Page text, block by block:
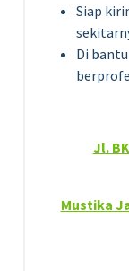
Siap
Di
Jl.
Mustika